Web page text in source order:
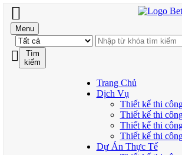
Menu
Tìm
kiếm
Trang Chủ
Dịch Vụ
Thiết kế thi
Thiết kế thi
Thiết kế thi
Thiết kế thi
Dự Án Thực Tế